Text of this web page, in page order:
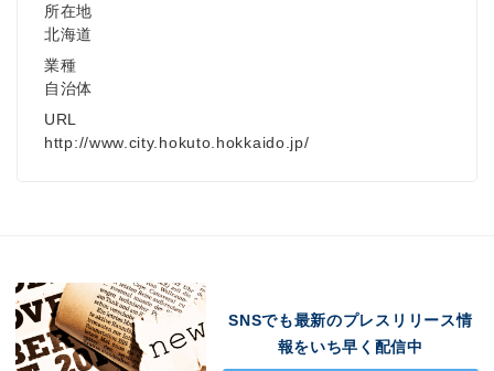
所在地
北海道
業種
自治体
URL
http://www.city.hokuto.hokkaido.jp/
SNSでも最新のプレスリリース情
報をいち早く配信中